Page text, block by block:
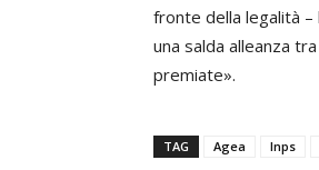
fronte della legalità
una salda alleanza
premiate».
TAG Agea Inps